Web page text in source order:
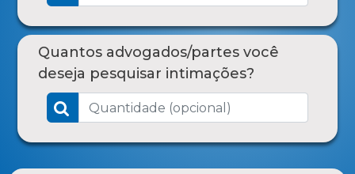
Quantos advogados/partes você
deseja pesquisar intimações?